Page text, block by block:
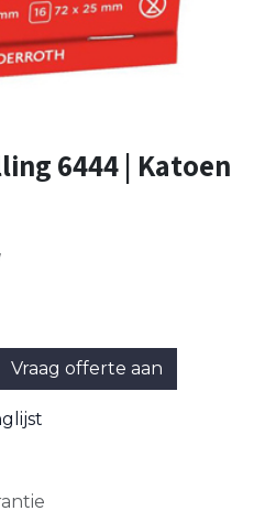
6444 | Katoen
Vraag offerte aan